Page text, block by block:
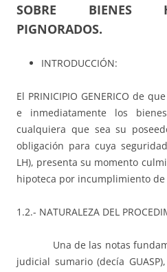
SOBRE BIENES
PIGNORADOS.
INTRODUCCIÓN:
El PRINICIPIO GENERICO de
e inmediatamente los
cualquiera que sea su
obligación para cuya
LH), presenta su momento
hipoteca por incumplimiento
1.2.- NATURALEZA DEL
Una de las notas
judicial sumario (decía